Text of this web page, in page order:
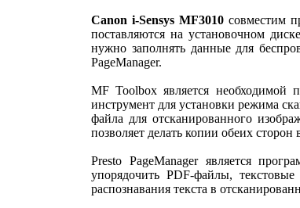
Canon i-Sensys MF3010совместим
поставляются на установочном
нужно заполнять данные для
PageManager.
MF Toolbox является необходимой
инструмент для установки режима
файла для отсканированного
позволяет делать копии обеих
Presto PageManager является
упорядочить PDF-файлы,
распознавания текста в